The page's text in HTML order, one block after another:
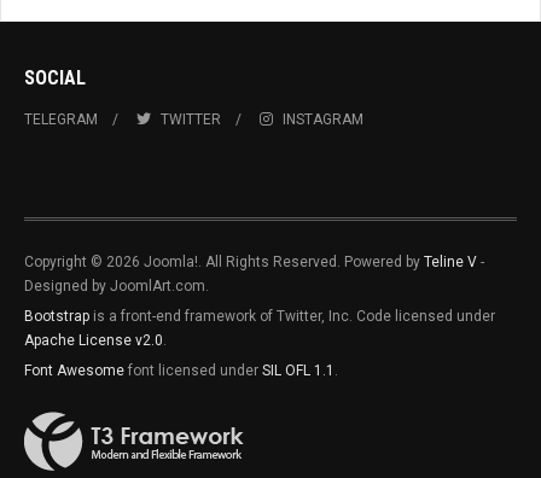
SOCIAL
TELEGRAM TWITTER INSTAGRAM
Copyright © 2026 Joomla!. All Rights Reserved. Powered by Teline V -
Designed by JoomlArt.com.
Bootstrap is a front-end framework of Twitter, Inc. Code licensed under
Apache License v2.0.
Font Awesome font licensed under SIL OFL 1.1 .